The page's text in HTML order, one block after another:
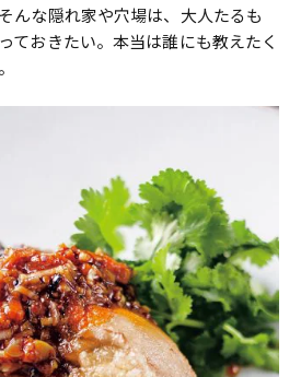
んな隠れ家や穴場は、大人たるも
ておきたい。本当は誰にも教えたく